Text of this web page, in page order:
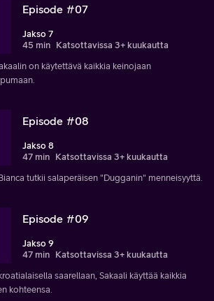
Episode #07
Jakso 7
45 min Katsottavissa 3+ kuukautta
on käytettävä kaikkia keinojaan
Episode #08
Jakso 8
47 min Katsottavissa 3+ kuukautta
tutkii salaperäisen "Dugganin" menneisyyttä.
Episode #09
Jakso 9
47 min Katsottavissa 3+ kuukautta
saarellaan, Sakaali käyttää kaikkia
kohteensa.